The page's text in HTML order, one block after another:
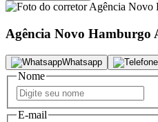
Agência Novo Hamburgo
Whatsapp
Nome
E-mail